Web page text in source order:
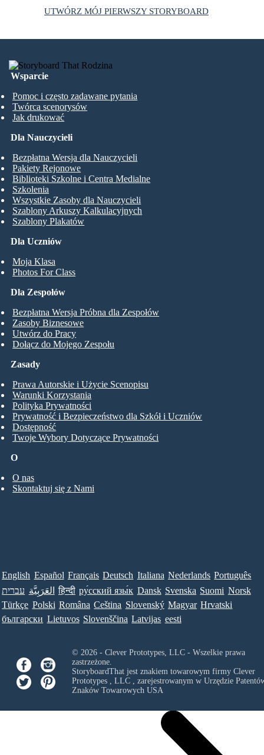
UTWÓRZ MÓJ PIERWSZY STORYBOARD
Wsparcie
Pomoc i często zadawane pytania
Twórca scenorysów
Jak drukować
Dla Uczniów
Moja Klasa
Photos For Class
Dla Nauczycieli
Bezpłatna Wersja dla Nauczycieli
Pakiety Rejonowe
Biblioteki Szkolne i Centra Medialne
Szkolenia
Wszystkie Zasoby dla Nauczycieli
Szablony Arkuszy Kalkulacyjnych
Szablony Plakatów
Dla Zespołów
Bezpłatna Wersja Próbna dla Zespołów
Zasoby Biznesowe
Utwórz do Pracy
Dołącz do Mojego Zespołu
O
O nas
Skontaktuj się z Nami
Zasady
Prawa Autorskie i Użycie Scenopisu
Warunki Korzystania
Polityka Prywatności
Prywatność i Bezpieczeństwo dla Szkół i Uczniów
Dostępność
Twoje Wybory Dotyczące Prywatności
English Español Français Deutsch Italiana Nederlands Português
עברית العَرَبِيَّة हिन्दी ру́сский язы́к Dansk Svenska Suomi Norsk
Türkçe Polski Româna Ceština Slovenský Magyar Hrvatski
български Lietuvos Slovenščina Latvijas eesti
© 2026 - Clever Prototypes, LLC - Wszelkie prawa
zastrzeżone.
StoryboardThat jest znakiem towarowym firmy Clever
Prototypes , LLC, zarejestrowanym w Urzędzie
Znaków Towarowych USA